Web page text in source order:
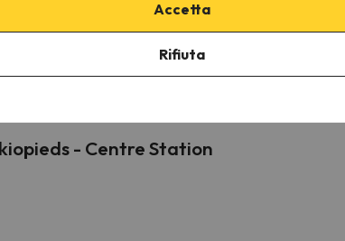
9 min
- Centre Station
Accetta
Rifiuta